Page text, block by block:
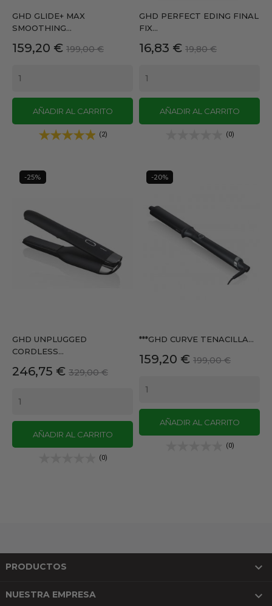
GHD GLIDE+ MAX
SMOOTHING...
Precio
159,20 € Precio
199,00 €
AÑADIR AL CARRITO
(2)
GHD PERFECT EDING FINAL
FIX...
Precio
16,83 € Precio
19,80 €
AÑADIR AL CARRITO
(0)
GHD UNPLUGGED
CORDLESS...
Precio
246,75 € Precio
329,00 €
AÑADIR AL CARRITO
(0)
-25%
***GHD CURVE TENACILLA...
Precio
159,20 € Precio
199,00 €
AÑADIR AL CARRITO
(0)
-20%
PRODUCTOS 
NUESTRA EMPRESA 